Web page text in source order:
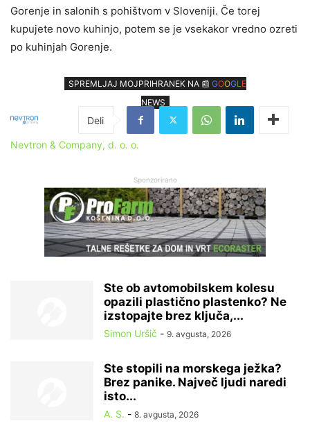
Gorenje in salonih s pohištvom v Sloveniji. Če torej
kupujete novo kuhinjo, potem se je vsekakor vredno ozreti
po kuhinjah Gorenje.
SPREMLJAJ MOJPRIHRANEK NA 📰 GOOGL E
NEWS
Nevtron & Company, d. o. o.
Sponzorirano
Ste ob avtomobilskem kolesu
opazili plastično plastenko? Ne
izstopajte brez ključa,...
Simon Uršič - 9. avgusta, 2026
Ste stopili na morskega ježka?
Brez panike. Največ ljudi naredi
isto...
A. S. - 8. avgusta, 2026